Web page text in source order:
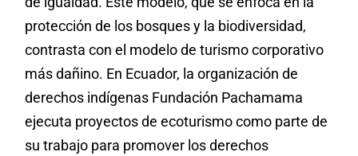
protección de los bosques y la biodiversidad,
contrasta con el modelo de turismo corporativo
más dañino. En Ecuador, la organización de
derechos indígenas Fundación Pachamama
ejecuta proyectos de ecoturismo como parte de
su trabajo para promover los derechos